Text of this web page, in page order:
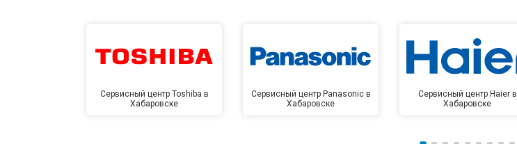
Сервисный центр Toshiba в
Хабаровске
Сервисный центр Panasonic в
Хабаровске
Сервисный центр Haier в
Хабаровске